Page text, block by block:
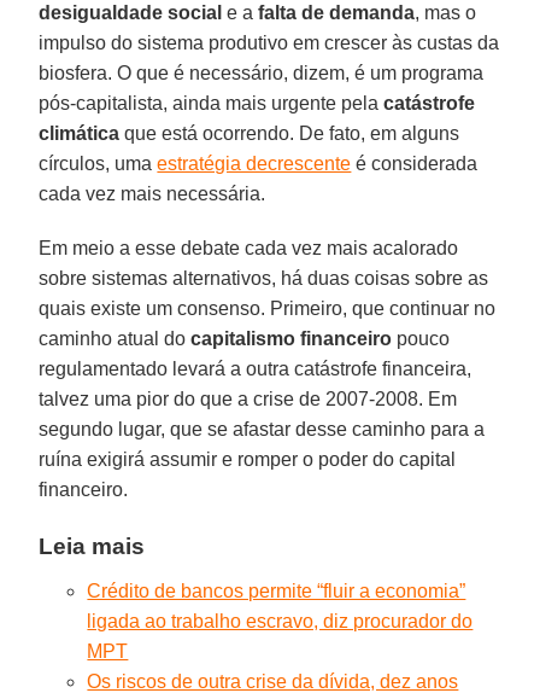
desigualdade social e afalta de demanda, mas o
impulso do sistema produtivo em crescer às custas da
biosfera. O que é necessário, dizem, é um programa
pós-capitalista, ainda mais urgente pelacatástrofe
climática que está ocorrendo. De fato, em alguns
círculos, umaestratégia decrescente é considerada
cada vez mais necessária.
Em meio a esse debate cada vez mais acalorado
sobre sistemas alternativos, há duas coisas sobre as
quais existe um consenso. Primeiro, que continuar no
caminho atual docapitalismo financeiro pouco
regulamentado levará a outra catástrofe financeira,
talvez uma pior do que a crise de 2007-2008. Em
segundo lugar, que se afastar desse caminho para a
ruína exigirá assumir e romper o poder do capital
financeiro.
Leia mais
Crédito de bancos permite “fluir a economia”
ligada ao trabalho escravo, diz procurador do
MPT
Os riscos de outra crise da dívida, dez anos